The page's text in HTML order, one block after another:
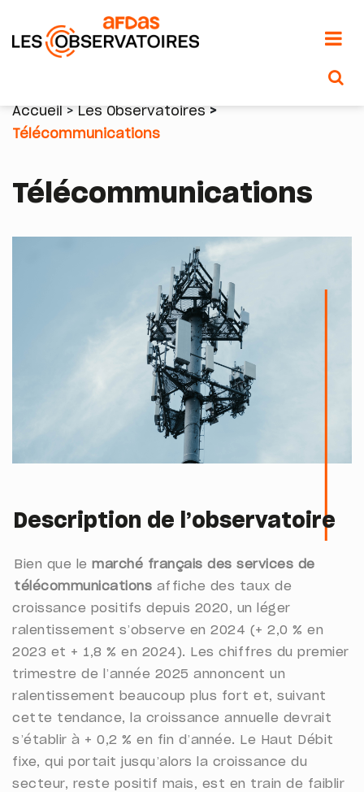
au
contenu
d'Ariane
Accueil
Les Observatoires
Télécommunications
Télécommunications
Description de l’observatoire
Bien que le marché français des services de
télécommunications affiche des taux de
croissance positifs depuis 2020, un léger
ralentissement s’observe en 2024 (+ 2,0 % en
2023 et + 1,8 % en 2024). Les chiffres du premier
trimestre de l’année 2025 annoncent un
ralentissement beaucoup plus fort et, suivant
cette tendance, la croissance annuelle devrait
s’établir à + 0,2 % en fin d’année. Le Haut Débit
fixe, qui portait jusqu’alors la croissance du
secteur, reste positif mais, est en train de faiblir